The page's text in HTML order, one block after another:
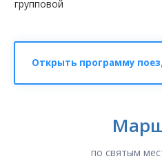
групповой
Открыть
по святым